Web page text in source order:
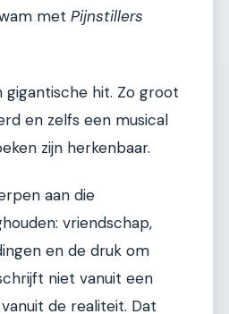
met Pijnstillers
hit. Zo groot
en zelfs een musical
zijn herkenbaar.
aan die
vriendschap,
en de druk om
niet vanuit een
de realiteit. Dat